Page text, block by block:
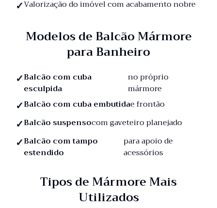
Valorização do imóvel com acabamento nobre
Modelos de Balcão Mármore
para Banheiro
Balcão com cuba
esculpida
no próprio
mármore
Balcão com cuba embutidae frontão
Balcão suspensocom gaveteiro planejado
Balcão com tampo
estendido
para apoio de
acessórios
Tipos de Mármore Mais
Utilizados